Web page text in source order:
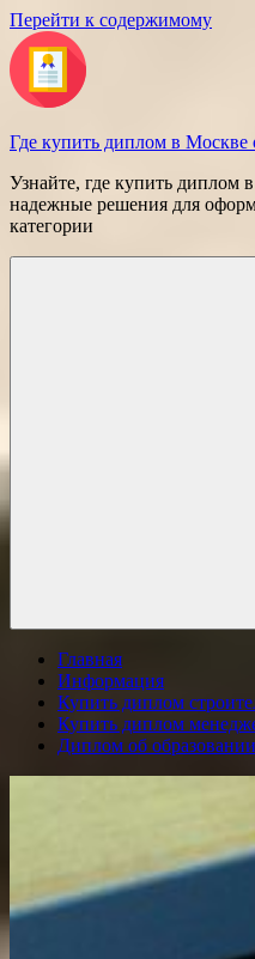
Перейти к содержимому
Где купить диплом в Москве
Узнайте, где купить диплом
надежные решения для
категории
Главная
Информация
Купить диплом
Купить диплом
Диплом об